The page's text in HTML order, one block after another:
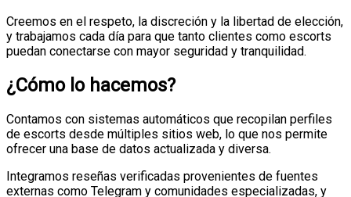
Creemos en el respeto, la discreción y la libertad de elección,
y trabajamos cada día para que tanto clientes como escorts
puedan conectarse con mayor seguridad y tranquilidad.
¿Cómo lo hacemos?
Contamos con sistemas automáticos que recopilan perfiles
de escorts desde múltiples sitios web, lo que nos permite
ofrecer una base de datos actualizada y diversa.
Integramos reseñas verificadas provenientes de fuentes
externas como Telegram y comunidades especializadas, y